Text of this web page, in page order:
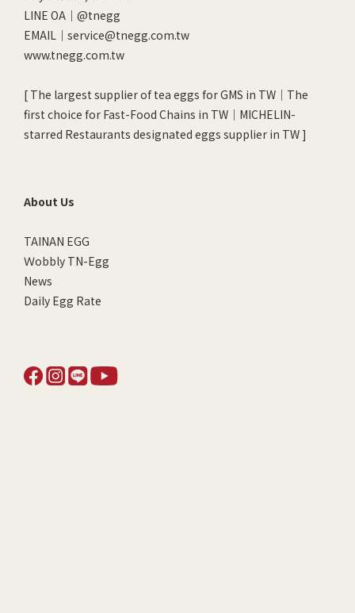
LINE OA｜ @tnegg
EMAIL｜service@tnegg.com.tw
www.tnegg.com.tw
[ The largest supplier of tea eggs for GMS in TW｜The
first choice for Fast-Food Chains in TW｜MICHELIN-
starred Restaurants designated eggs supplier in TW ]
About Us
TAINAN EGG
Ｗobbly TN-Egg
News
Daily Egg Rate